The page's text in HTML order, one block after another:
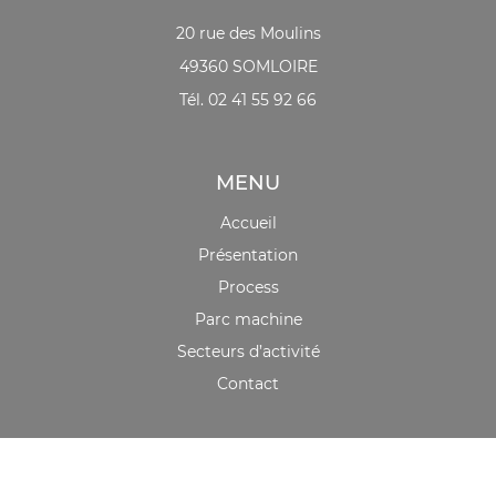
20 rue des Moulins
49360 SOMLOIRE
Tél. 02 41 55 92 66
MENU
Accueil
Présentation
Process
Parc machine
Secteurs d’activité
Contact